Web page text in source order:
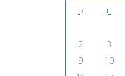
D L
2
3
9
10